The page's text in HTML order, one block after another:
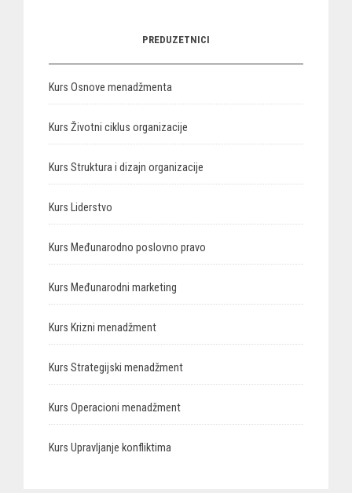
PREDUZETNICI
Kurs Osnove menadžmenta
Kurs Životni ciklus organizacije
Kurs Struktura i dizajn organizacije
Kurs Liderstvo
Kurs Međunarodno poslovno pravo
Kurs Međunarodni marketing
Kurs Krizni menadžment
Kurs Strategijski menadžment
Kurs Operacioni menadžment
Kurs Upravljanje konfliktima